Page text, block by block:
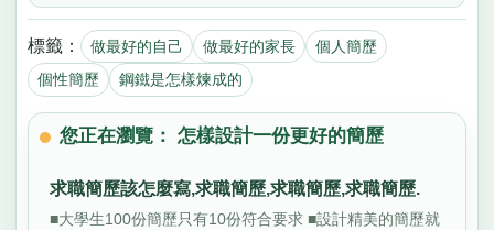
標籤： 做最好的自己 做最好的家長
個人簡歷
個性簡歷
鋼鐵是怎樣煉成的
您正在瀏覽： 怎樣設計一份更好的簡歷
求職簡歷該怎麼寫,求職簡歷,求職簡歷,求職簡歷.
■大學生100份簡歷只有10份符合要求 ■設計精美的簡歷就